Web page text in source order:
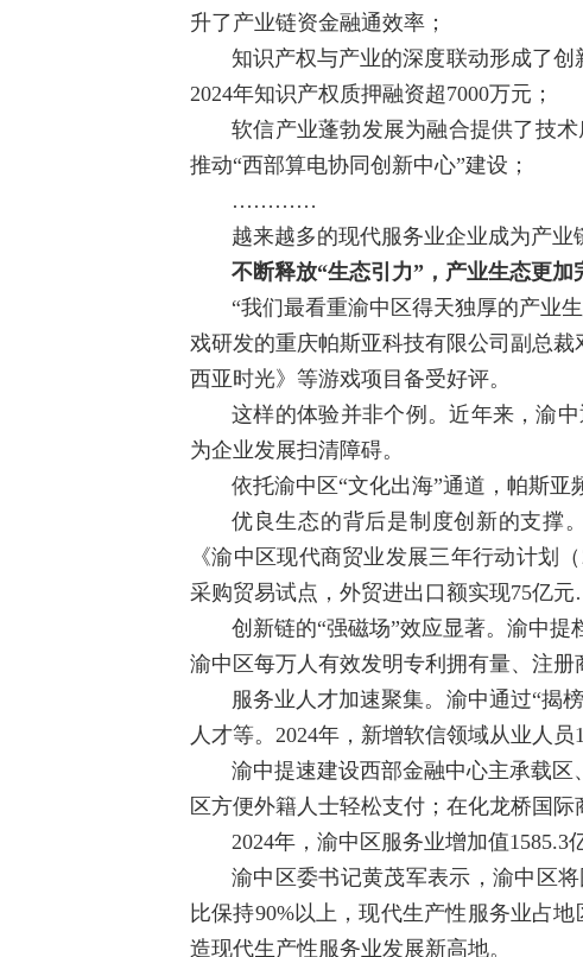
升了产业链资金融通效率；
知识产权与产业的深度联动形成了创
2024年知识产权质押融资超7000万元；
软信产业蓬勃发展为融合提供了技
推动“西部算电协同创新中心”建设；
…………
越来越多的现代服务业企业成为产业
不断释放“生态引力”，产业生态更加
“我们最看重渝中区得天独厚的产业
戏研发的重庆帕斯亚科技有限公司副总
西亚时光》等游戏项目备受好评。
这样的体验并非个例。近年来，渝
为企业发展扫清障碍。
依托渝中区“文化出海”通道，帕斯亚
优良生态的背后是制度创新的支撑
《渝中区现代商贸业发展三年行动计划
采购贸易试点，外贸进出口额实现75亿
创新链的“强磁场”效应显著。渝中
渝中区每万人有效发明专利拥有量、注册
服务业人才加速聚集。渝中通过“揭
人才等。2024年，新增软信领域从业人
渝中提速建设西部金融中心主承载
区方便外籍人士轻松支付；在化龙桥国
2024年，渝中区服务业增加值
渝中区委书记黄茂军表示，渝中区
比保持90%以上，现代生产性服务业占
造现代生产性服务业发展新高地。